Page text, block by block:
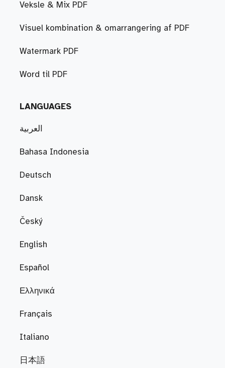
Veksle & Mix PDF
Visuel kombination & omarrangering af PDF
Watermark PDF
Word til PDF
LANGUAGES
العربية
Bahasa Indonesia
Deutsch
Dansk
Český
English
Español
Ελληνικά
Français
Italiano
日本語